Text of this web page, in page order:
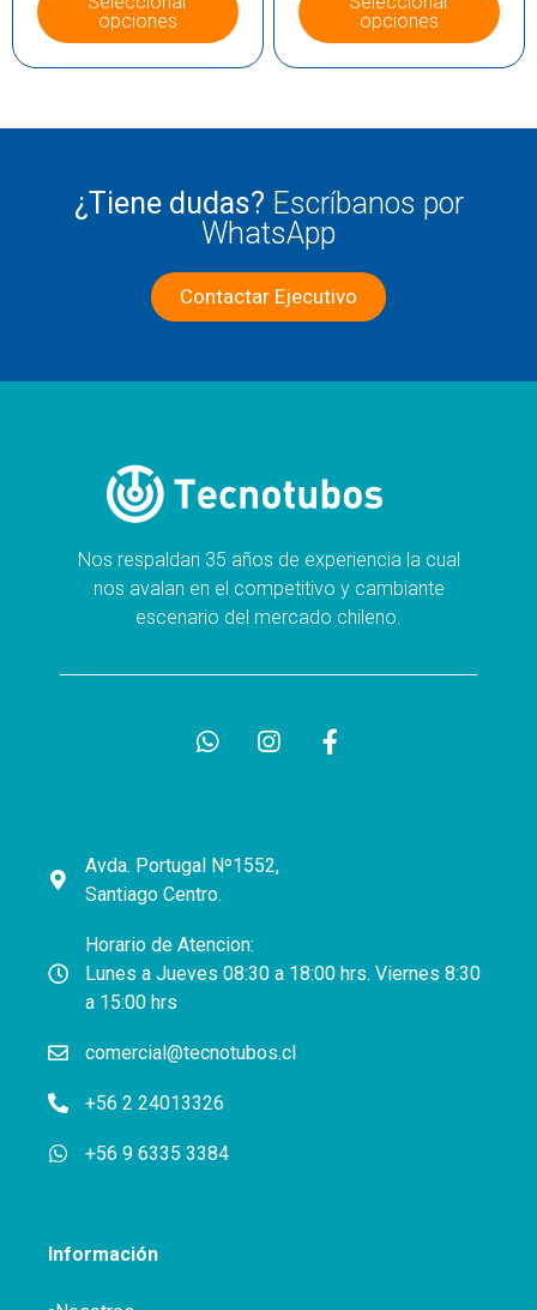
opciones
opciones
¿Tiene dudas? Escríbanos por
WhatsApp
Contactar Ejecutivo
Nos respaldan 35 años de experiencia la cual
nos avalan en el competitivo y cambiante
escenario del mercado chileno.
Avda. Portugal Nº1552,
Santiago Centro.
Horario de Atencion:
Lunes a Jueves 08:30 a 18:00 hrs. Viernes 8:30
a 15:00 hrs
comercial@tecnotubos.cl
+56 2 24013326
+56 9 6335 3384
Información